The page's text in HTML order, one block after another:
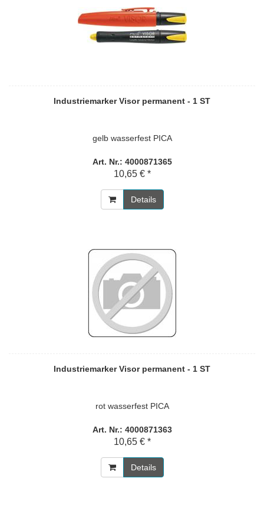
Industriemarker Visor permanent - 1 ST
gelb wasserfest PICA
Art. Nr.: 4000871365
10,65 € *
Details
Industriemarker Visor permanent - 1 ST
rot wasserfest PICA
Art. Nr.: 4000871363
10,65 € *
Details